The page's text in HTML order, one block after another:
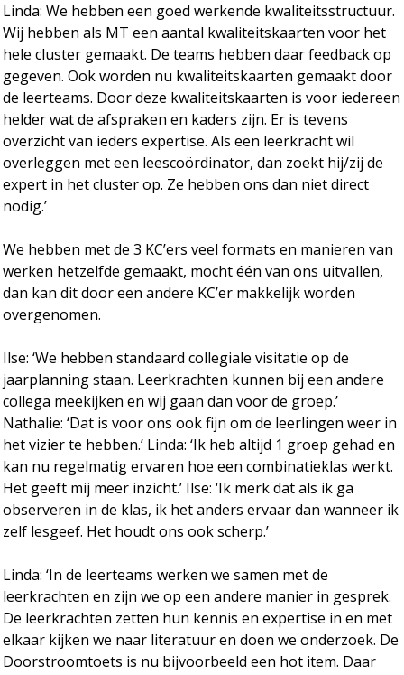
Linda: We hebben een goed werkende kwaliteitsstructuur.
Wij hebben als MT een aantal kwaliteitskaarten voor het
hele cluster gemaakt. De teams hebben daar feedback op
gegeven. Ook worden nu kwaliteitskaarten gemaakt door
de leerteams. Door deze kwaliteitskaarten is voor iedereen
helder wat de afspraken en kaders zijn. Er is tevens
overzicht van ieders expertise. Als een leerkracht wil
overleggen met een leescoördinator, dan zoekt hij/zij de
expert in het cluster op. Ze hebben ons dan niet direct
nodig.’
We hebben met de 3 KC’ers veel formats en manieren van
werken hetzelfde gemaakt, mocht één van ons uitvallen,
dan kan dit door een andere KC’er makkelijk worden
overgenomen.
Ilse: ‘We hebben standaard collegiale visitatie op de
jaarplanning staan. Leerkrachten kunnen bij een andere
collega meekijken en wij gaan dan voor de groep.’
Nathalie: ‘Dat is voor ons ook fijn om de leerlingen weer in
het vizier te hebben.’ Linda: ‘Ik heb altijd 1 groep gehad en
kan nu regelmatig ervaren hoe een combinatieklas werkt.
Het geeft mij meer inzicht.’ Ilse: ‘Ik merk dat als ik ga
observeren in de klas, ik het anders ervaar dan wanneer ik
zelf lesgeef. Het houdt ons ook scherp.’
Linda: ‘In de leerteams werken we samen met de
leerkrachten en zijn we op een andere manier in gesprek.
De leerkrachten zetten hun kennis en expertise in en met
elkaar kijken we naar literatuur en doen we onderzoek. De
Doorstroomtoets is nu bijvoorbeeld een hot item. Daar